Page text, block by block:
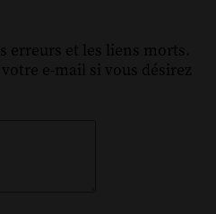
erreurs et les liens morts.
e-mail si vous désirez